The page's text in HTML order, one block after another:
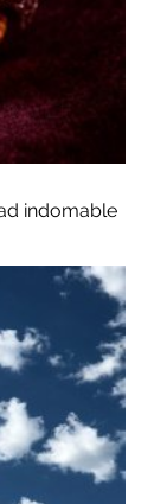
indomable